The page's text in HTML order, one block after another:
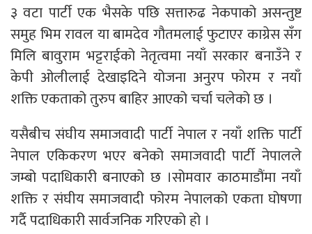
३ वटा पार्टी एक भैसके पछि सत्तारुढ नेकपाको असन्तुष्ट
समुह भिम रावल या बामदेव गौतमलाई फुटाएर काग्रेस सँग
मिलि बावुराम भट्टराईको नेतृत्वमा नयाँ सरकार बनाउँने र
केपी ओलीलाई देखाइदिने योजना अनुरप फोरम र नयाँ
शक्ति एकताको तुरुप बाहिर आएको चर्चा चलेको छ ।
यसैबीच संघीय समाजवादी पार्टी नेपाल र नयाँ शक्ति पार्टी
नेपाल एकिकरण भएर बनेको समाजवादी पार्टी नेपालले
जम्बो पदाधिकारी बनाएको छ ।सोमवार काठमाडौंमा नयाँ
शक्ति र संघीय समाजवादी फोरम नेपालको एकता घोषणा
गर्दै पदाधिकारी सार्वजनिक गरिएको हो ।